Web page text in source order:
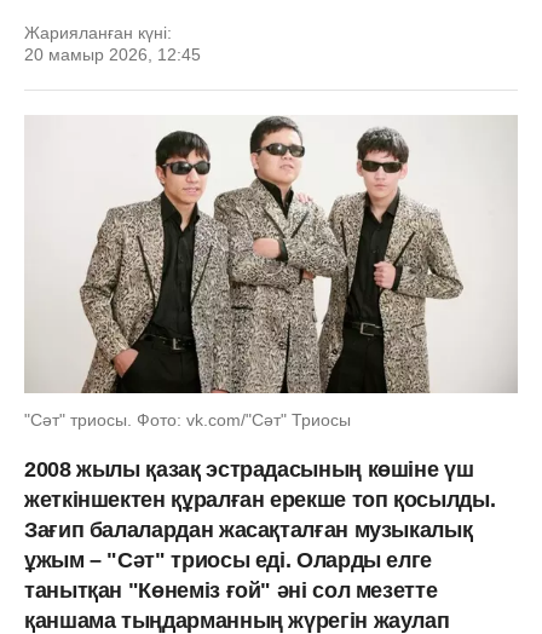
Жарияланған күні:
20 мамыр 2026, 12:45
"Сәт" триосы. Фото: vk.com/"Сәт" Триосы
2008 жылы қазақ эстрадасының көшіне үш
жеткіншектен құралған ерекше топ қосылды.
Зағип балалардан жасақталған музыкалық
ұжым – "Сәт" триосы еді. Оларды елге
танытқан "Көнеміз ғой" әні сол мезетте
қаншама тыңдарманның жүрегін жаулап